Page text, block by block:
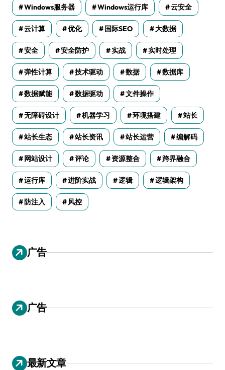
Windows服务器 Windows运行库 云安全
云计算 优化 国际SEO 大数据
安全 安全防护 实战 实时处理
弹性计算 技术驱动 数据 数据库
数据赋能 数据驱动 文件操作
无障碍设计 机器学习 环境搭建 站长
站长生态 站长资讯 站长运营 编解码
网站设计 评论 资源整合 跨界融合
运行库 进阶实战 逻辑 逻辑架构
防注入 风控
广告
广告
最新文章